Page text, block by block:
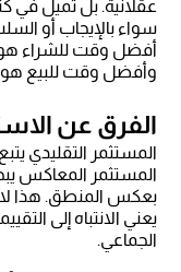
عقلانية. بل تميل في
سواء بالإيجاب أو
أفضل وقت للشراء هو
وأفضل وقت للبيع هو
الفرق عن
المستثمر التقليدي
المستثمر المعاكس
بعكس المنطق. هذا لا
يعني الانتباه إلى
الجماعي.